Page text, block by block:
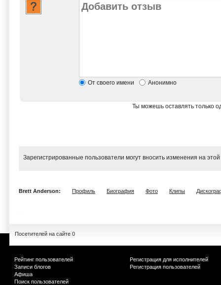
От своего имени Анонимно
Ты можешь оставлять только
Зарегистрированные пользователи могут вносить изменения на
Brett Anderson: Профиль Биография Фото Клипы
Посетителей на сайте 0
Рейтинг пользователей
Записи блогов
Афиша
Поиск пользователей
Регистрация для исполнителей
Регистрация пользователей